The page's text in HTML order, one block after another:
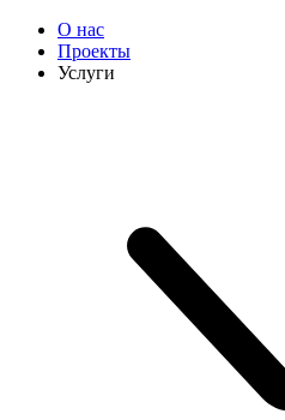
О нас
Проекты
Услуги